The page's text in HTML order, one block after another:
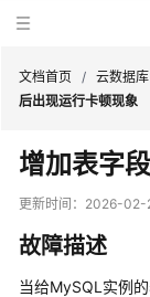
最
动
态
文档首页 / 云数据
后出现运行卡顿现象
增加表字
更新时间： 2026-02-
故障描述
当给MySQL实例